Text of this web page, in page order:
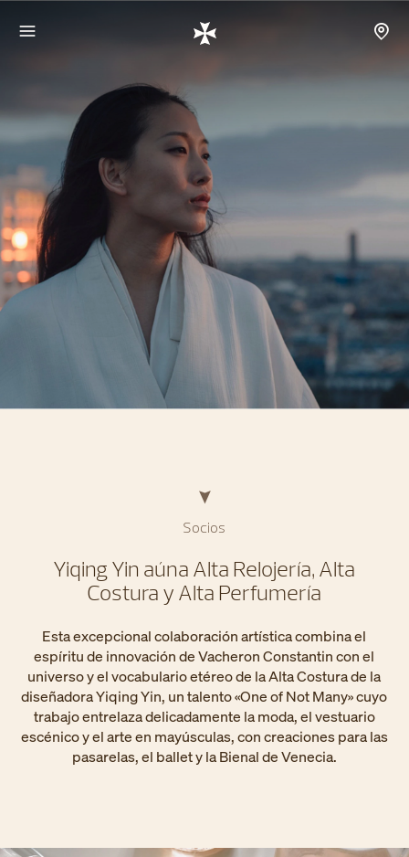
Socios
Yiqing Yin aúna Alta Relojería, Alta
Costura y Alta Perfumería
Esta excepcional colaboración artística combina el
espíritu de innovación de Vacheron Constantin con el
universo y el vocabulario etéreo de la Alta Costura de la
diseñadora Yiqing Yin, un talento «One of Not Many» cuyo
trabajo entrelaza delicadamente la moda, el vestuario
escénico y el arte en mayúsculas, con creaciones para las
pasarelas, el ballet y la Bienal de Venecia.